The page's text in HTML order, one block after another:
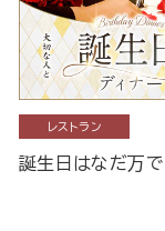
レストラン
誕生日はなだ万で